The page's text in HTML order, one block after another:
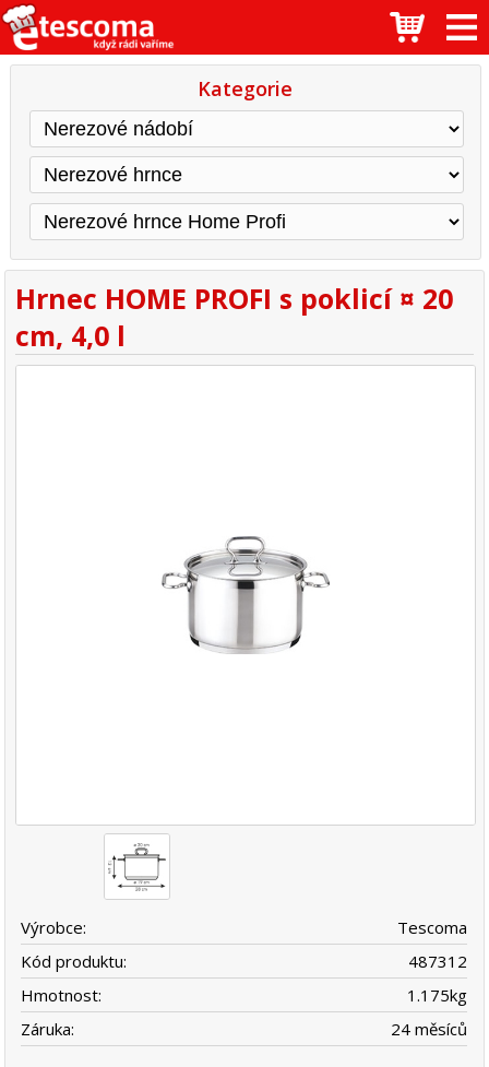
Kategorie
Hrnec HOME PROFI s poklicí ¤ 20
cm, 4,0 l
Výrobce:
Tescoma
Kód produktu:
487312
Hmotnost:
1.175kg
Záruka:
24 měsíců